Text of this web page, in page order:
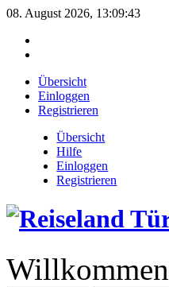
08. August 2026, 13:09:43
Übersicht
Einloggen
Registrieren
Übersicht
Hilfe
Einloggen
Registrieren
Willkommen